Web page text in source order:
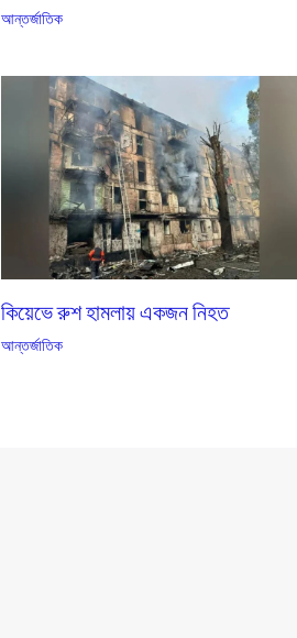
আন্তর্জাতিক
কিয়েভে রুশ হামলায় একজন নিহত
আন্তর্জাতিক